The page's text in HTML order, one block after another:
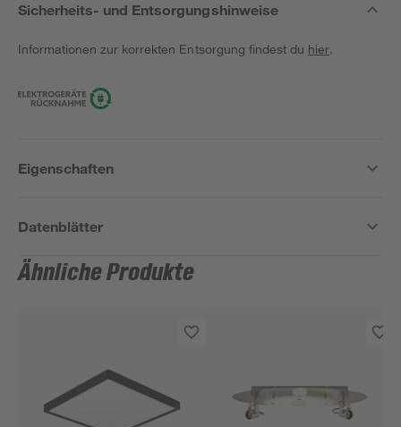
Sicherheits- und Entsorgungshinweise
Informationen zur korrekten Entsorgung findest du hier.
Eigenschaften
Datenblätter
Ähnliche Produkte